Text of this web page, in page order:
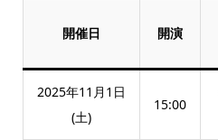
開催日 開演
2025年11月1日
(土)
15:00